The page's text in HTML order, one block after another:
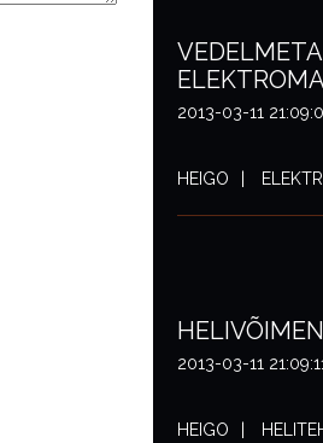
2013-03-11
HEIGO
2013-03-11
HEIGO